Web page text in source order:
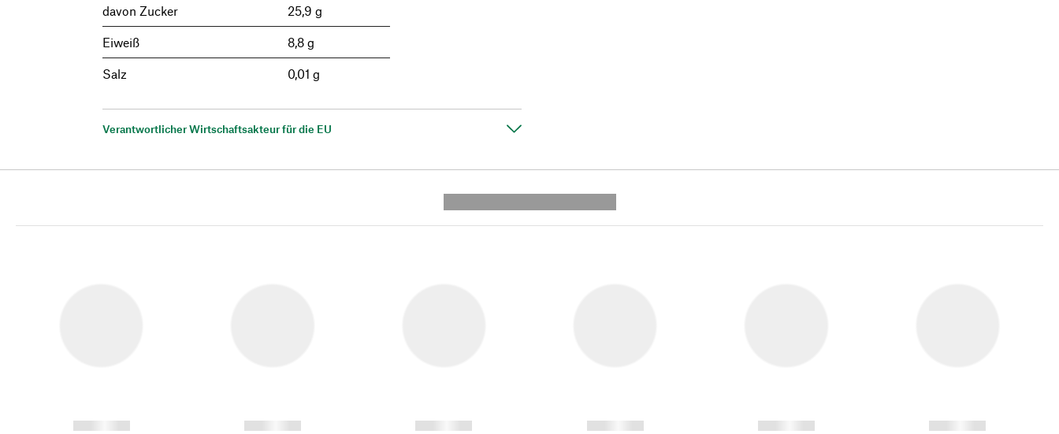
davon Zucker 25,9 g
Eiweiß 8,8 g
Salz 0,01 g
Verantwortlicher Wirtschaftsakteur für die EU
------------
------------
------------
------------
------------
------------